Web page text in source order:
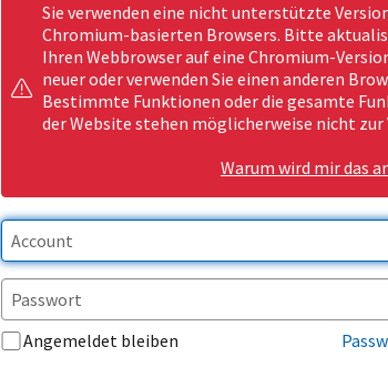
Sie verwenden eine nicht unterstützte
Chromium-basierten Browsers. Bitte
Ihren Webbrowser auf eine Chromium-
neuer oder verwenden Sie einen anderen
Bestimmte Funktionen oder die gesamte
der Website stehen möglicherweise nicht zur
Warum wird mir das
Angemeldet bleiben